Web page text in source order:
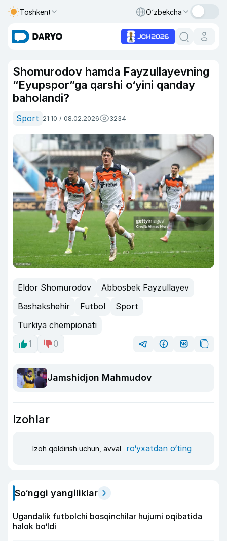
Toshkent O‘zbekcha
Shomurodov hamda Fayzullayevning
“Eyupspor”ga qarshi o‘yini qanday
baholandi?
Sport 21:10 / 08.02.2026 3234
Eldor Shomurodov
Abbosbek Fayzullayev
Bashakshehir
Futbol
Sport
Turkiya chempionati
1
0
Jamshidjon Mahmudov
Izohlar
Izoh qoldirish uchun, avval ro‘yxatdan o‘ting
So‘nggi yangiliklar
Ugandalik futbolchi bosqinchilar hujumi oqibatida
halok bo‘ldi